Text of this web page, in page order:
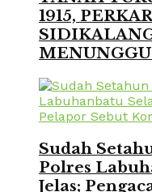
1915,
Sudah
Polres
Jelas;